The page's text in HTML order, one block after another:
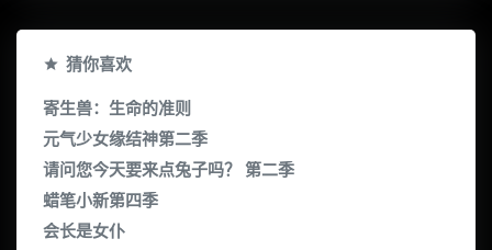
猜你喜欢
寄生兽：生命的准则
元气少女缘结神第二季
请问您今天要来点兔子吗？ 第二季
蜡笔小新第四季
会长是女仆